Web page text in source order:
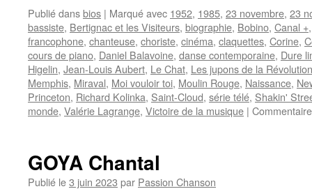
Publié dansbios | Marqué avec 1952, 1985, 23 novembre, 23
bassiste, Bertignac et les Visiteurs, biographie, Bobino, Canal +
francophone, chanteuse, choriste, cinéma, claquettes, Corine,
cours de piano, Daniel Balavoine, danse contemporaine, Dure
Higelin, Jean-Louis Aubert, Le Chat, Les jupons de la Révolution
Memphis, Miraval, Moi vouloir toi, Moulin Rouge, Naissance,
Princeton, Richard Kolinka, Saint-Cloud, série télé, Shakin'
monde, Valérie Lagrange, Victoire de la musique |
GOYA Chantal
Publié le3 juin 2023 par Passion Chanson